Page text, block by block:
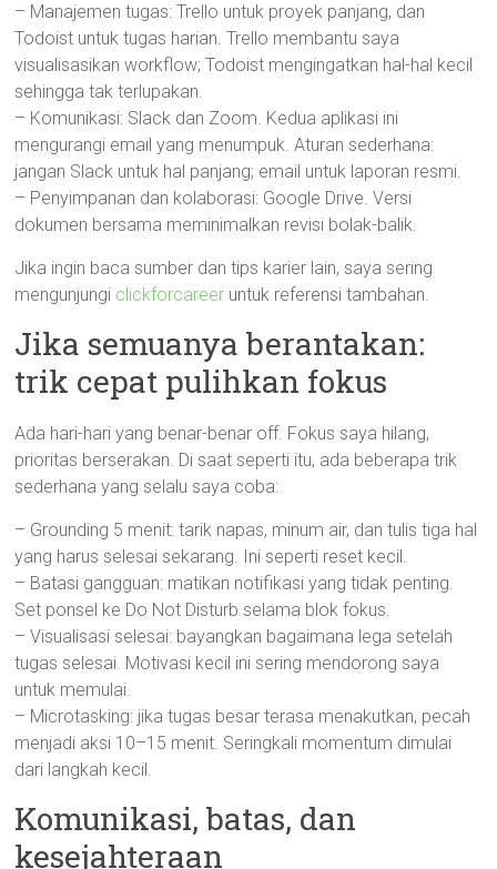
– Manajemen tugas: Trello untuk proyek panjang, dan
Todoist untuk tugas harian. Trello membantu saya
visualisasikan workflow; Todoist mengingatkan hal-hal kecil
sehingga tak terlupakan.
– Komunikasi: Slack dan Zoom. Kedua aplikasi ini
mengurangi email yang menumpuk. Aturan sederhana:
jangan Slack untuk hal panjang; email untuk laporan resmi.
– Penyimpanan dan kolaborasi: Google Drive. Versi
dokumen bersama meminimalkan revisi bolak-balik.
Jika ingin baca sumber dan tips karier lain, saya sering
mengunjungi clickforcareer untuk referensi tambahan.
Jika semuanya berantakan:
trik cepat pulihkan fokus
Ada hari-hari yang benar-benar off. Fokus saya hilang,
prioritas berserakan. Di saat seperti itu, ada beberapa trik
sederhana yang selalu saya coba:
– Grounding 5 menit: tarik napas, minum air, dan tulis tiga hal
yang harus selesai sekarang. Ini seperti reset kecil.
– Batasi gangguan: matikan notifikasi yang tidak penting.
Set ponsel ke Do Not Disturb selama blok fokus.
– Visualisasi selesai: bayangkan bagaimana lega setelah
tugas selesai. Motivasi kecil ini sering mendorong saya
untuk memulai.
– Microtasking: jika tugas besar terasa menakutkan, pecah
menjadi aksi 10–15 menit. Seringkali momentum dimulai
dari langkah kecil.
Komunikasi, batas, dan
kesejahteraan